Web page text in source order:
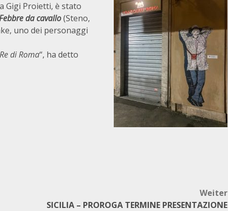
Gigi Proietti, è stato
da cavallo(Steno,
uno dei personaggi
di Roma“, ha detto
Weiter
SICILIA – PROROGA TERMINE PRESENTAZIONE